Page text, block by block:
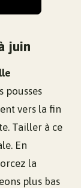
juin
pousses
vers la fin
Tailler à ce
En
la
plus bas